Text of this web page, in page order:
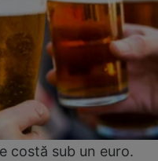
costă sub un euro.